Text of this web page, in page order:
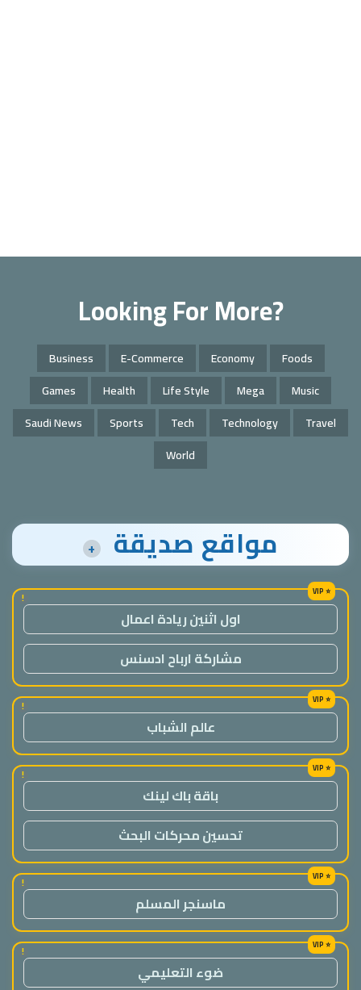
Looking For More?
Business E-Commerce Economy
Foods
Games
Health Life Style Mega
Music
Saudi News
Sports Tech Technology
Travel
World
مواقع صديقة +
!
اول اثنين ريادة اعمال
مشاركة ارباح ادسنس
!
عالم الشباب
!
باقة باك لينك
تحسين محركات البحث
!
ماسنجر المسلم
!
ضوء التعليمي